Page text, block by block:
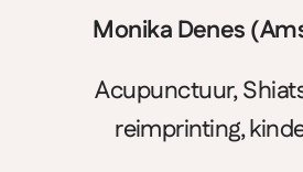
Monika Denes
Acupunctuur,
reimprinting,